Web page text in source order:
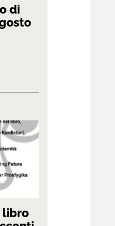
di
libro